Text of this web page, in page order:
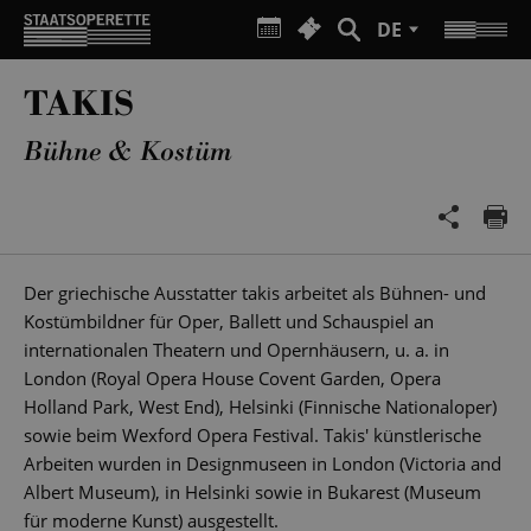
DE
TAKIS
Bühne & Kostüm
Der griechische Ausstatter takis arbeitet als Bühnen- und
Kostümbildner für Oper, Ballett und Schauspiel an
internationalen Theatern und Opernhäusern, u. a. in
London (Royal Opera House Covent Garden, Opera
Holland Park, West End), Helsinki (Finnische Nationaloper)
sowie beim Wexford Opera Festival. Takis' künstlerische
Arbeiten wurden in Designmuseen in London (Victoria and
Albert Museum), in Helsinki sowie in Bukarest (Museum
für moderne Kunst) ausgestellt.